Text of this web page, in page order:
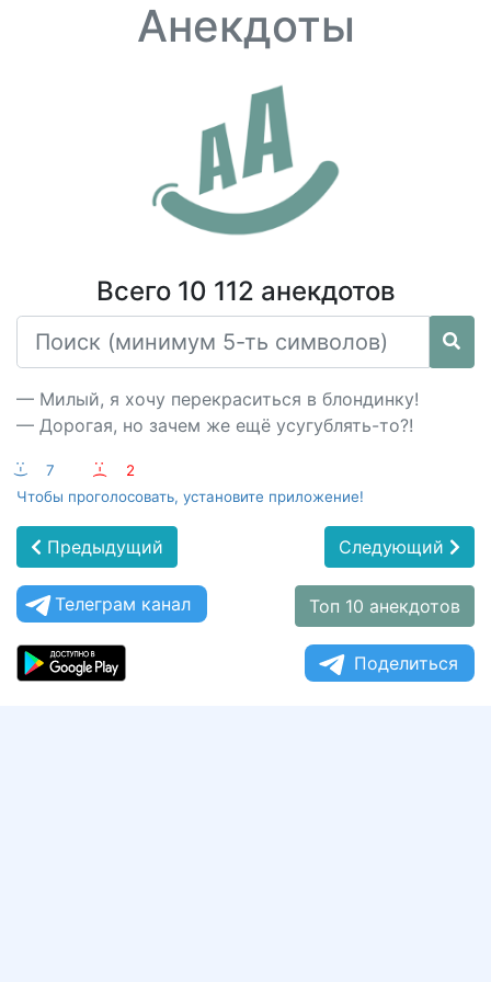
Анекдоты
Всего 10 112 анекдотов
— Милый, я хочу перекраситься в блондинку!
— Дорогая, но зачем же ещё усугублять-то?!
:-) 7 :-(
2
Чтобы проголосовать, установите приложение!
Предыдущий Следующий
Телеграм канал Топ 10 анекдотов
Поделиться